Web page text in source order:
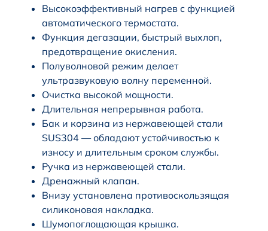
Высокоэффективный нагрев с функцией
автоматического термостата.
Функция дегазации, быстрый выхлоп,
предотвращение окисления.
Полуволновой режим делает
ультразвуковую волну переменной.
Очистка высокой мощности.
Длительная непрерывная работа.
Бак и корзина из нержавеющей стали
SUS304 — обладают устойчивостью к
износу и длительным сроком службы.
Ручка из нержавеющей стали.
Дренажный клапан.
Внизу установлена противоскользящая
силиконовая накладка.
Шумопоглощающая крышка.